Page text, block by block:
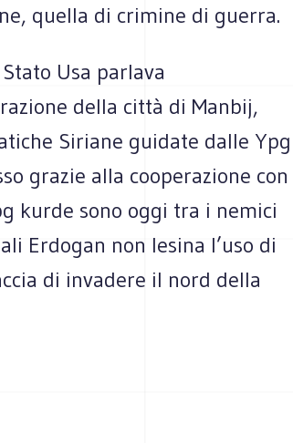
quella di crimine di guerra.
Usa parlava
della città di Manbij,
Siriane guidate dalle Ypg
grazie alla cooperazione con
kurde sono oggi tra i nemici
Erdogan non lesina l’uso di
di invadere il nord della